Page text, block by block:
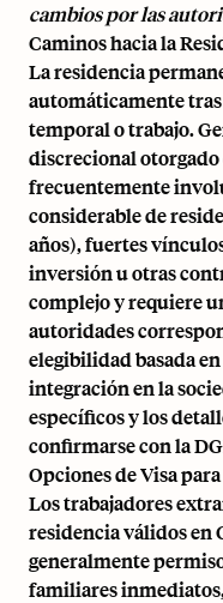
cambios por las
Caminos hacia la
La residencia
automáticamente
temporal o trabajo.
discrecional otorgado
frecuentemente
considerable de
años), fuertes
inversión u otras
complejo y requiere
autoridades
elegibilidad basada
integración en la
específicos y los
confirmarse con la
Opciones de Visa
Los trabajadores
residencia válidos en
generalmente
familiares